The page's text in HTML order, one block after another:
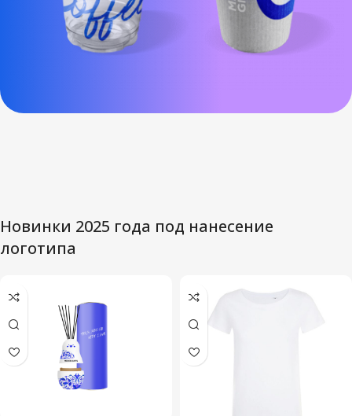
Новинки 2025 года под нанесение
логотипа